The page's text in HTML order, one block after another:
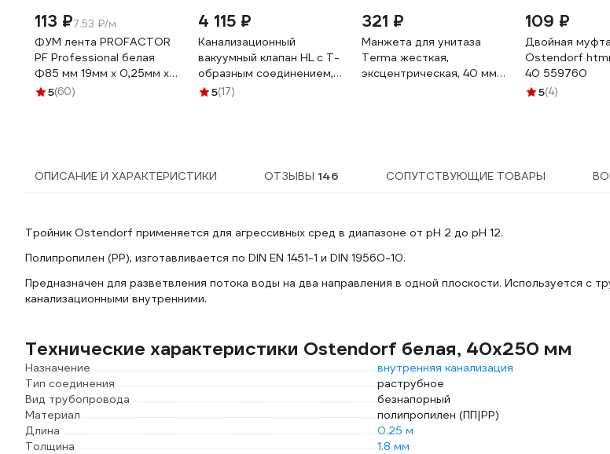
113 ₽7.53 ₽/м
ФУМ лента PROFACTOR
PF Professional белая
Ф85 мм 19мм х 0,25мм х
15м PF FE 530
5(60)
4 115 ₽
Канализационный
вакуумный клапан HL с Т-
образным соединением,
DN40, 6/4x1 HL 902T/40
5(17)
321 ₽
Манжета для унитаза
Terma жесткая,
эксцентрическая, 40 мм
109 ₽
Двойная муфта
Ostendorf
40 559760
5(4)
ОПИСАНИЕ И ХАРАКТЕРИСТИКИ ОТЗЫВЫ 146 СОПУТСТВУЮЩИЕ ТОВАРЫ
Тройник Ostendorf применяется для агрессивных сред в диапазоне от pH 2 до pH 12.
Полипропилен (PP), изготавливается по DIN EN 1451-1 и DIN 19560-10.
Предназначен для разветвления потока воды на два направления в одной плоскости. Используется с
канализационными внутренними.
Технические характеристики Ostendorf белая, 40x250 мм
Назначение
внутренняя канализация
Тип соединения
раструбное
Вид трубопровода
безнапорный
Материал
полипропилен (ПП|PP)
Длина
0.25 м
Толщина
1.8 мм